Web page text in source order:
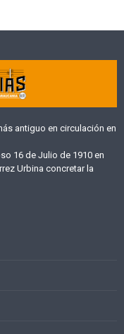
antiguo en circulación en
16 de Julio de 1910 en
Urbina concretar la